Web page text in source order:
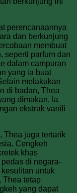
perencanaannya
dan berkunjung
membuat
seperti parfum dan
dalam campuran
yang ia buat
melakukan
di badan, Thea
dimakan. Ia
ekstrak vanili
Thea juga tertarik
Cengkeh
khas
di negara-
untuk
Thea tetap
yang dapat